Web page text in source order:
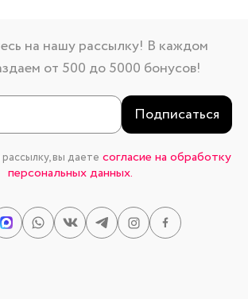
на нашу рассылку! В каждом
от 500 до 5000 бонусов!
Подписаться
вы даете согласие на обработку
персональных данных.